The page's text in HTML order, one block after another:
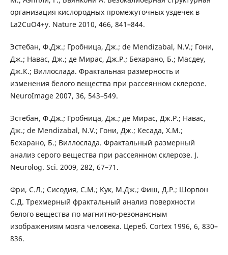
организация кислородных промежуточных уздечек в
La2CuO4+у. Nature 2010, 466, 841–844.
Эстебан, Ф.Дж.; Гробница, Дж.; de Mendizabal, N.V.; Гони,
Дж.; Навас, Дж.; де Мирас, Дж.Р.; Бехарано, Б.; Масдеу,
Дж.К.; Виллослада. Фрактальная размерность и
изменения белого вещества при рассеянном склерозе.
NeuroImage 2007, 36, 543–549.
Эстебан, Ф.Дж.; Гробница, Дж.; де Мирас, Дж.Р.; Навас,
Дж.; de Mendizabal, N.V.; Гони, Дж.; Кесада, Х.М.;
Бехарано, Б.; Виллослада. Фрактальный размерный
анализ серого вещества при рассеянном склерозе. J.
Neurolog. Sci. 2009, 282, 67–71.
Фри, С.Л.; Сисодия, С.М.; Кук, М.Дж.; Фиш, Д.Р.; Шорвон
С.Д. Трехмерный фрактальный анализ поверхности
белого вещества по магнитно-резонансным
изображениям мозга человека. Цереб. Cortex 1996, 6, 830–
836.